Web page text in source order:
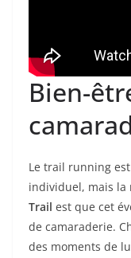
Bien-
Le trail running
individuel, mais la
Trail est que cet
de camaraderie.
des moments de